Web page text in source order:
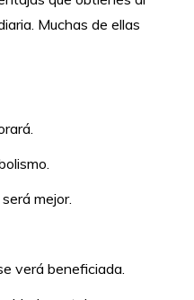
Muchas de ellas
mejor.
verá beneficiada.